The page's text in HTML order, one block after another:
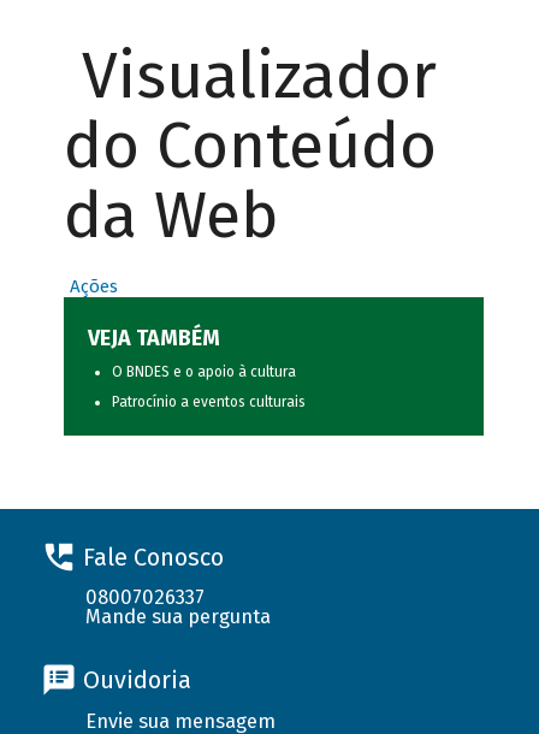
Visualizador
do Conteúdo
da Web
Ações
VEJA TAMBÉM
O BNDES e o apoio à cultura
Patrocínio a eventos culturais
Fale Conosco
08007026337
Mande sua pergunta
Ouvidoria
Envie sua mensagem